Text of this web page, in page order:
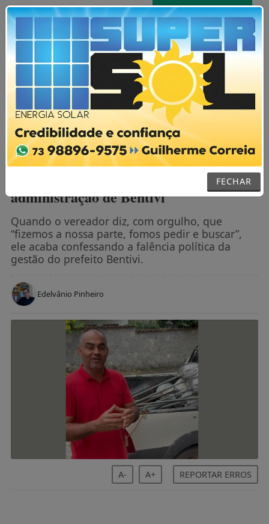
AGORA AO VIVO
MENU
FECHAR
NOTÍCIAS / POLÍTICA
VÍDEO: Vereador consegue com Beto
Pinto sobras de luminárias para
administração de Bentivi
Quando o vereador diz, com orgulho, que
“fizemos a nossa parte, fomos pedir e buscar”,
ele acaba confessando a falência política da
gestão do prefeito Bentivi.
Edelvânio Pinheiro
A- A+ REPORTAR ERROS